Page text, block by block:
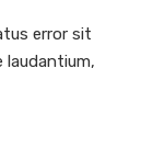
error sit
laudantium,